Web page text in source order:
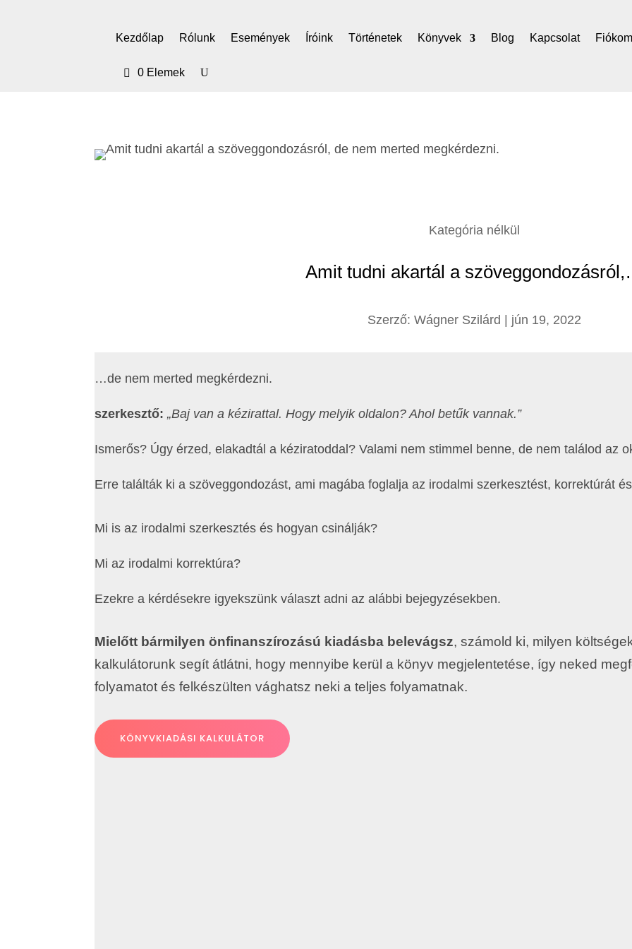
Kezdőlap Rólunk Események Íróink Történetek Könyvek Blog Kapcsolat
0 Elemek
Kategória nélkül
Amit tudni akartál a
Szerző: Wágner Szilárd jún 19, 2022
…de nem merted megkérdezni.
szerkesztő: „Baj van a kézirattal. Hogy melyik oldalon? Ahol betűk vannak.”
Ismerős? Úgy érzed, elakadtál a kéziratoddal? Valami nem stimmel benne, de nem találod az
Erre találták ki a szöveggondozást, ami magába foglalja az irodalmi szerkesztést, korrektúrát
Mi is az irodalmi szerkesztés és hogyan csinálják?
Mi az irodalmi korrektúra?
Ezekre a kérdésekre igyekszünk választ adni az alábbi bejegyzésekben.
Mielőtt bármilyen önfinanszírozású kiadásba belevágsz, számold ki, milyen
kalkulátorunk segít átlátni, hogy mennyibe kerül a könyv megjelentetése, így neked
folyamatot és felkészülten vághatsz neki a teljes folyamatnak.
KÖNYVKIADÁSI KALKULÁTOR